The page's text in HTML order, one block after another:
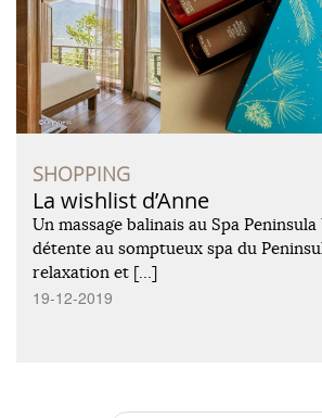
SHOPPING
La wishlist d’Anne
Un massage balinais au Spa
détente au somptueux spa du
relaxation et […]
19-12-2019